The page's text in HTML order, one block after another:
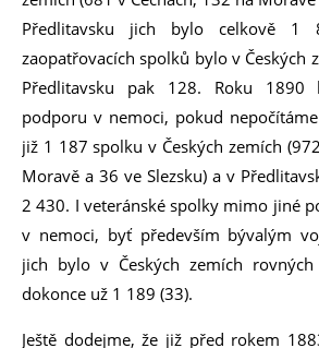
Předlitavsku jich bylo celkově 1
zaopatřovacích spolků bylo v Českých
Předlitavsku pak 128. Roku
podporu v nemoci, pokud
již 1 187 spolku v Českých zemích
Moravě a 36 ve Slezsku) a v
2 430. I veteránské spolky mimo jiné
v nemoci, byť především bývalým
jich bylo v Českých zemích
dokonce už 1 189 (33).
Ještě dodejme, že již před rokem